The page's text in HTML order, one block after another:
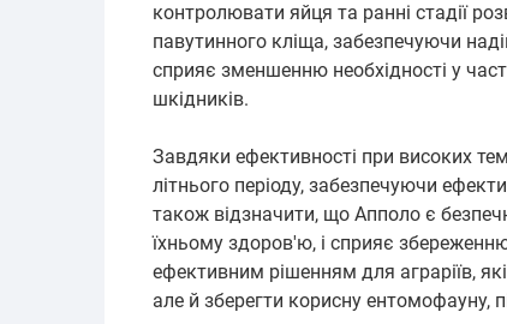
контролювати яйця та ранні стадії
павутинного кліща, забезпечуючи
сприяє зменшенню необхідності у
шкідників.
Завдяки ефективності при високих
літнього періоду, забезпечуючи
також відзначити, що Апполо є
їхньому здоров'ю, і сприяє
ефективним рішенням для аграріїв,
але й зберегти корисну ентомофауну,